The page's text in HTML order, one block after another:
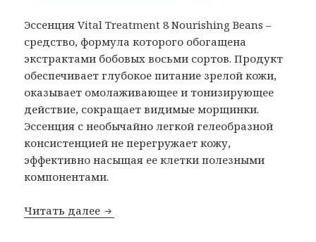
Эссенция Vital Treatment 8 Nourishing Beans –
средство, формула которого обогащена
экстрактами бобовых восьми сортов. Продукт
обеспечивает глубокое питание зрелой кожи,
оказывает омолаживающее и тонизирующее
действие, сокращает видимые морщинки.
Эссенция с необычайно легкой гелеобразной
консистенцией не перегружает кожу,
эффективно насыщая ее клетки полезными
компонентами.
Читать далее Blithe Vital Treatment 8 Nourishing